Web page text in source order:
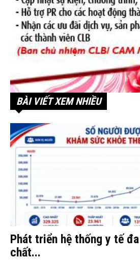
BÀI VIẾT XEM NHIỀU
Phát triển hệ thống y tế
chất...